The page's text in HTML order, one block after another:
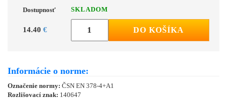
Dostupnosť SKLADOM
14.40 € DO KOŠÍKA
Informácie o norme:
Označenie normy: ČSN EN 378-4+A1
Rozlišovací znak: 140647